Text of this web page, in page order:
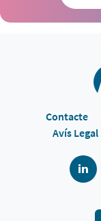
Contacte
Avís Legal